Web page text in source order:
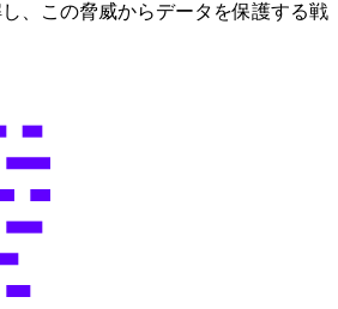
、この脅威からデータを保護する戦